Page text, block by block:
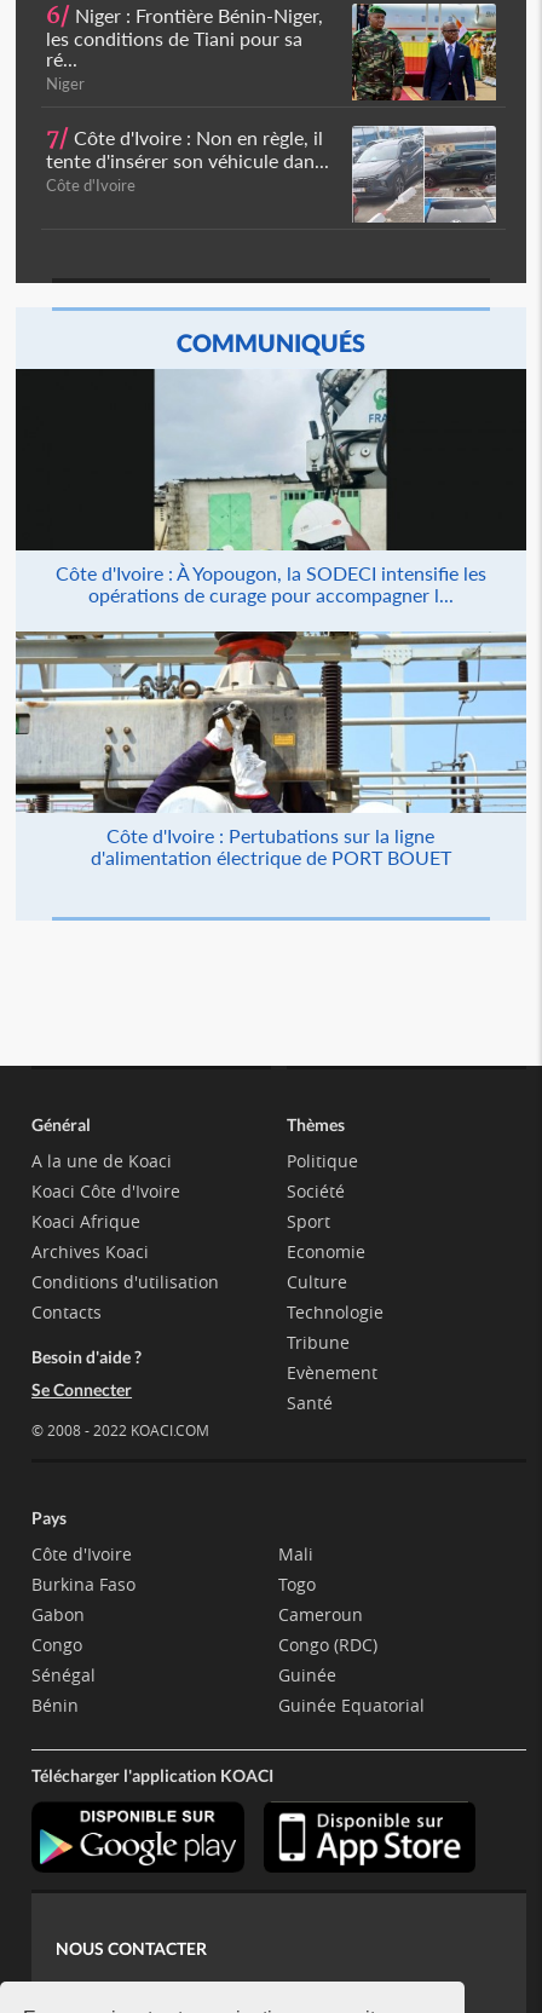
6/ Niger : Frontière Bénin-Niger,
les conditions de Tiani pour sa
ré...
Niger
7/ Côte d'Ivoire : Non en règle, il
tente d'insérer son véhicule dan...
Côte d'Ivoire
COMMUNIQUÉS
Côte d'Ivoire : À Yopougon, la SODECI intensifie les
opérations de curage pour accompagner l...
Côte d'Ivoire : Pertubations sur la ligne
d'alimentation électrique de PORT BOUET
Général
A la une de Koaci
Koaci Côte d'Ivoire
Koaci Afrique
Archives Koaci
Conditions d'utilisation
Contacts
Besoin d'aide ?
Se Connecter
© 2008 - 2022 KOACI.COM
Thèmes
Politique
Société
Sport
Economie
Culture
Technologie
Tribune
Evènement
Santé
Pays
Côte d'Ivoire
Burkina Faso
Gabon
Congo
Sénégal
Bénin
Mali
Togo
Cameroun
Congo (RDC)
Guinée
Guinée Equatorial
Télécharger l'application KOACI
NOUS CONTACTER